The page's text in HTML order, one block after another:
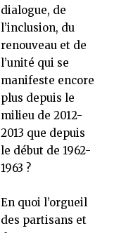
dialogue, de
l’inclusion, du
renouveau et de
l’unité qui se
manifeste encore
plus depuis le
milieu de 2012-
2013 que depuis
le début de 1962-
1963 ?
En quoi l’orgueil
des partisans et